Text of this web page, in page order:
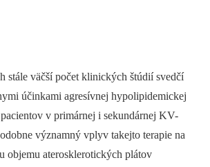
stále väčší počet klinických štúdií svedčí
účinkami agresívnej hypolipidemickej
v primárnej i sekundárnej KV-
významný vplyv takejto terapie na
objemu aterosklerotických plátov